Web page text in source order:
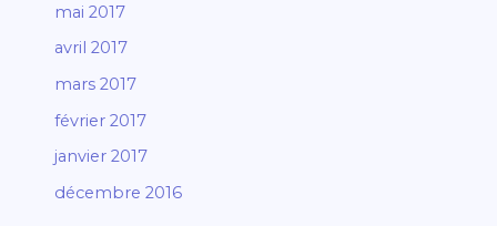
mai 2017
avril 2017
mars 2017
février 2017
janvier 2017
décembre 2016